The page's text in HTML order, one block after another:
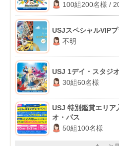
100組200名様 /
USJスペシャルVIP
不明
USJ 1デイ・スタジ
30組60名様
USJ 特別鑑賞エリア
オ・パス
50組100名様